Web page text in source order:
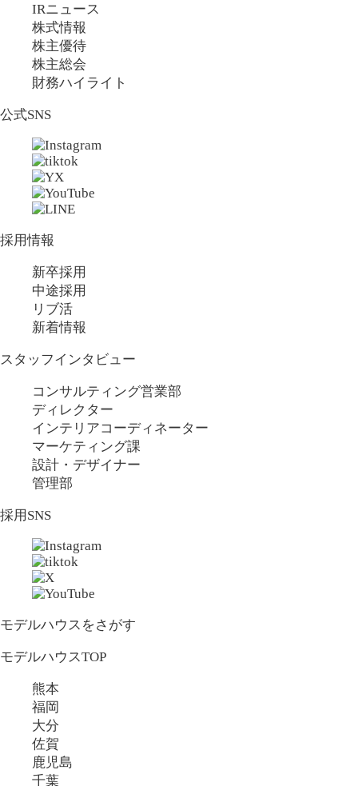
IRニュース
株式情報
株主優待
株主総会
財務ハイライト
公式SNS
採用情報
新卒採用
中途採用
リブ活
新着情報
スタッフインタビュー
コンサルティング営業部
ディレクター
インテリアコーディネーター
マーケティング課
設計・デザイナー
管理部
採用SNS
モデルハウスをさがす
モデルハウスTOP
熊本
福岡
大分
佐賀
鹿児島
千葉